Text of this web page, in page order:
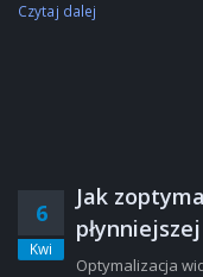
Czytaj dalej
6
Kwi
Jak
Optymalizacja